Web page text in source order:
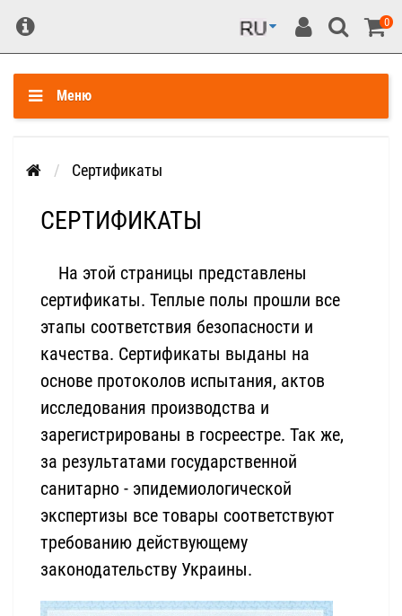
0
Меню
Сертификаты
СЕРТИФИКАТЫ
На этой страницы представлены
сертификаты. Теплые полы прошли все
этапы соответствия безопасности и
качества. Сертификаты выданы на
основе протоколов испытания, актов
исследования производства и
зарегистрированы в госреестре. Так же,
за результатами государственной
санитарно - эпидемиологической
экспертизы все товары соответствуют
требованию действующему
законодательству Украины.